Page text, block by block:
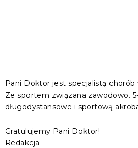
Pani Doktor jest specjalistą
Ze sportem związana zawodowo.
długodystansowe i sportową
Gratulujemy Pani Doktor!
Redakcja